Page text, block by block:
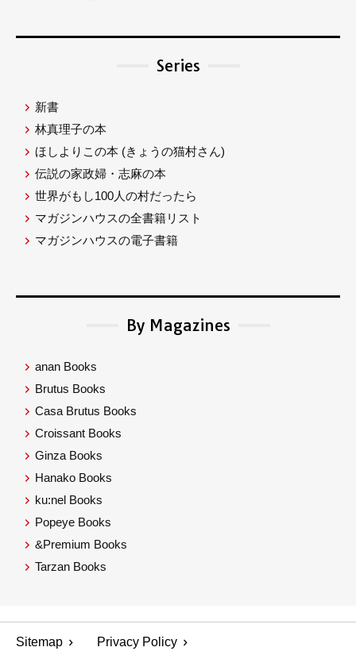
Series
新書
林真理子の本
ほしよりこの本 (きょうの猫村さん)
伝説の家政婦・志麻の本
世界がもし100人の村だったら
マガジンハウスの全書籍リスト
マガジンハウスの電子書籍
By Magazines
anan Books
Brutus Books
Casa Brutus Books
Croissant Books
Ginza Books
Hanako Books
ku:nel Books
Popeye Books
&Premium Books
Tarzan Books
Sitemap Privacy Policy